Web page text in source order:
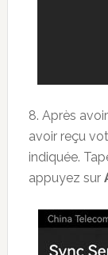
8. Après
avoir reçu
indiquée.
appuyez sur